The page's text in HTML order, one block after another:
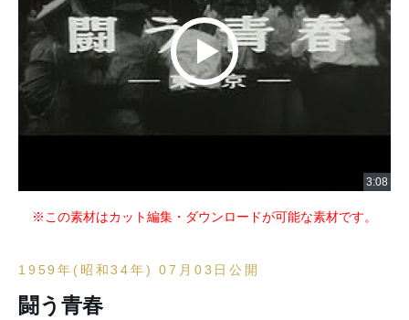
※この素材はカット編集・ダウンロードが可能な素材です。
1959年(昭和34年) 07月03日公開
闘う青春